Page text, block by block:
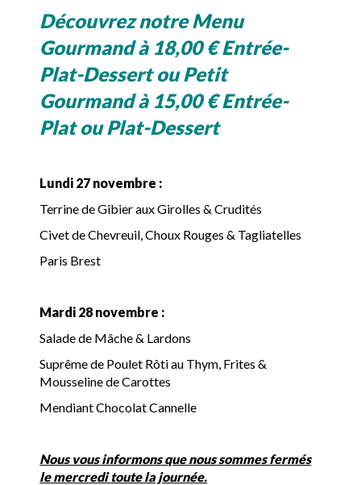
Découvrez notre Menu
Gourmand à 18,00 € Entrée-
Plat-Dessert ou Petit
Gourmand à 15,00 € Entrée-
Plat ou Plat-Dessert
Lundi 27 novembre :
Terrine de Gibier aux Girolles & Crudités
Civet de Chevreuil, Choux Rouges & Tagliatelles
Paris Brest
Mardi 28 novembre :
Salade de Mâche & Lardons
Suprême de Poulet Rôti au Thym, Frites &
Mousseline de Carottes
Mendiant Chocolat Cannelle
Nous vous informons que nous sommes fermés
le mercredi toute la journée.